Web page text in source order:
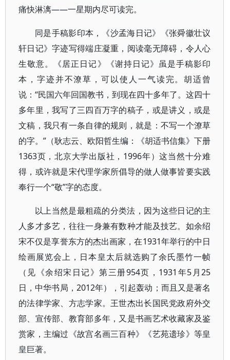
痛快淋漓——一星期内尽可读完。
同是手稿影印本，《沙孟海日记》《张舜徽壮议
轩日记》字迹写得端庄凝重，阅读毫无障碍，令人心
生敬意。《居正日记》《谢持日记》虽是手稿影印
本，字迹并不潦草，可以使人一气读完。胡适曾
说：“民国六年回国教书，到现在四十多年了。这四十
多年里，我写了三四百万字的稿子，或是讲义，或是
文稿，我只有一条自律的规则，就是：不写一个潦草
的字。”（耿志云、欧阳哲生编：《胡适书信集》下册
1363页，北京大学出版社，1996年）这当然十分难
得，或许就是宋代理学家所倡导的做人做事皆要实践
奉行一个“敬”字的态度。
以上当然是最粗疏的分类法，因为这些日记的主
人多才多艺，往往一身兼有数种才能及技艺。如余绍
宋不仅是享誉东方的杰出画家，在1931年举行的中日
绘画展览会上，日本皇太后就选购了余氏墨竹一帧
（见《余绍宋日记》第三册954页，1931年5月25
日，中华书局，2012年），引起轰动；而且又是著名
的法律学家、方志学家。王世杰出长国民党政府外交
部、宣传部、教育部多年，又是书画艺术收藏家及鉴
赏家，主编过《故宫名画三百种》《艺苑遗珍》等皇
皇巨著。